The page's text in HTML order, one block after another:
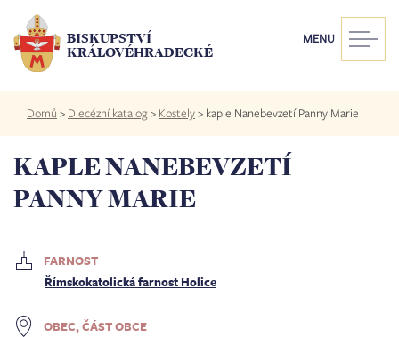
hlavnímu
obsahu
BISKUPSTVÍ
KRÁLOVÉHRADECKÉ
MENU
Drobečková
navigace
Domů > Diecézní katalog> Kostely> kaple Nanebevzetí Panny Marie
KAPLE NANEBEVZETÍ
PANNY MARIE
FARNOST
Římskokatolická farnost Holice
OBEC, ČÁST OBCE